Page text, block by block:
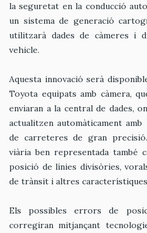
la seguretat en la conducció
un sistema de generació
utilitzarà dades de càmeres i
vehicle.
Aquesta innovació serà
Toyota equipats amb càmera,
enviaran a la central de dades,
actualitzen automàticament
de carreteres de gran
viària ben representada també
posició de línies divisòries,
de trànsit i altres característiques
Els possibles errors de
corregiran mitjançant